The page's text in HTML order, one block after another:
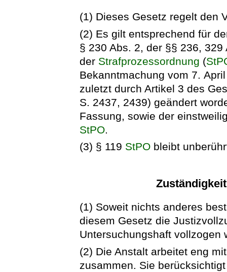
(1) Dieses Gesetz regelt den
(2) Es gilt entsprechend für
§ 230 Abs. 2, der §§ 236,
der Strafprozessordnung (
Bekanntmachung vom 7.
zuletzt durch Artikel 3 des
S. 2437, 2439) geändert
Fassung, sowie der
StPO.
(3) § 119 StPO bleibt
(1) Soweit nichts anderes
diesem Gesetz die
Untersuchungshaft vollzogen
(2) Die Anstalt arbeitet eng
zusammen. Sie